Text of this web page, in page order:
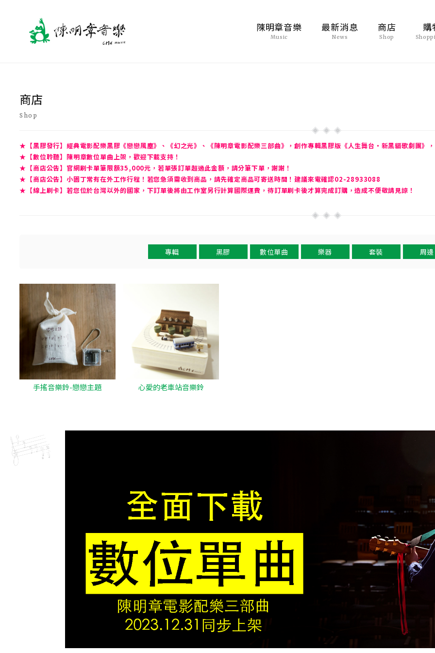
陳明章音樂
Music
最新消息
News
商店
Shop
購
商店
Shop
★【黑膠發行】經典電影配樂黑膠《戀戀風塵》、《幻之光》、《陳明章電影配樂三部曲》，創作專輯黑膠版《人生舞台・新黑貓歌劇團》
★【數位聆聽】陳明章數位單曲上架，歡迎下載支持！
★【商店公告】官網刷卡單筆限額35,000元，若單張訂單超過此金額，請分筆下單，謝謝！
★【商店公告】小園丁常有在外工作行程！若您急須需收到商品，請先確定商品可寄送時間！建議來電確認02-28933088
★【線上刷卡】若您位於台灣以外的國家，下訂單後將由工作室另行計算國際運費，待訂單刷卡後才算完成訂購，造成不便敬請見諒！
專輯 黑膠 數位單曲 樂器 套裝 周邊
手搖音樂鈴-戀戀主題 心愛的老車站音樂鈴